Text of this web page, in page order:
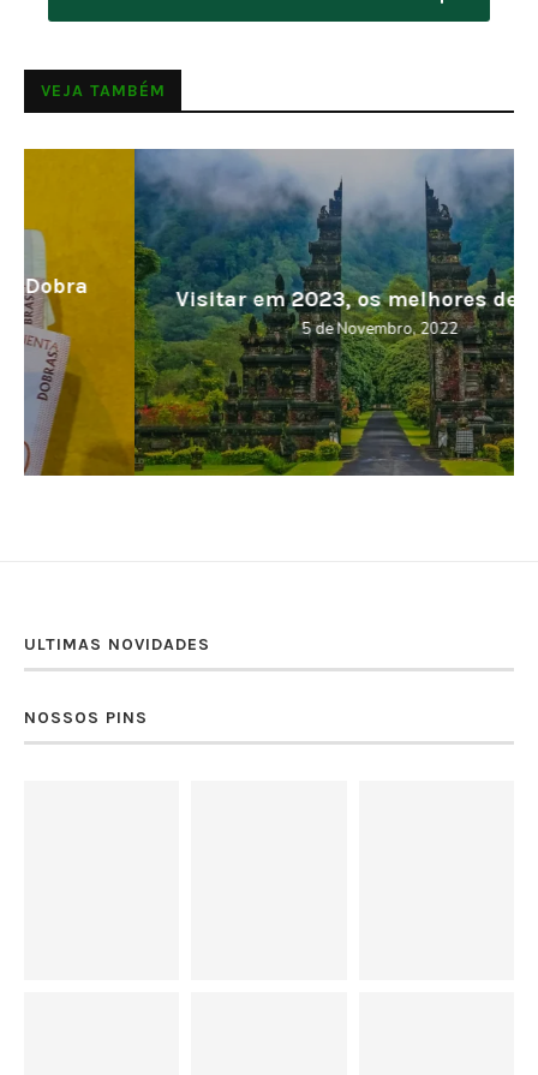
VEJA TAMBÉM
Visitar em 2023, os melhores destinos
5 de Novembro, 2022
ULTIMAS NOVIDADES
NOSSOS PINS